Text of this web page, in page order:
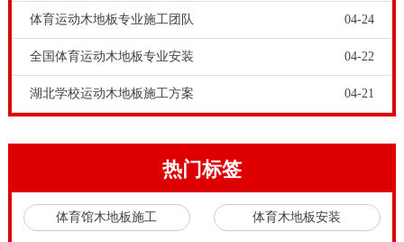
用。欧氏地板-枫桦木体育木地板施工流程是什么，假如
健身运动木地板表层的喷漆沒有被毁坏，仅仅发生一点
划痕，那麼我们可以在清理后用抛光膏立即打磨抛光;假
分，待干躁24小时后，用400号打磨砂纸抛光，随后给
健身运动木地板上油漆并打磨抛光。
近些年健身运动木地板的运用愈来愈普遍，早已不限于
体育运动木地板专业施工团队 04-24
全国体育运动木地板专业安装 04-22
湖北学校运动木地板施工方案 04-21
热门标签
体育馆木地板施工 体育木地板安装